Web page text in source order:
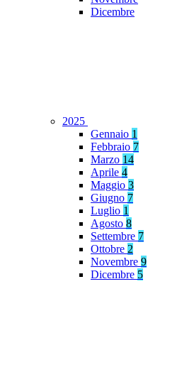
Dicembre
2025
Gennaio 1
Febbraio 7
Marzo 14
Aprile 4
Maggio 3
Giugno 7
Luglio 1
Agosto 8
Settembre 7
Ottobre 2
Novembre 9
Dicembre 5